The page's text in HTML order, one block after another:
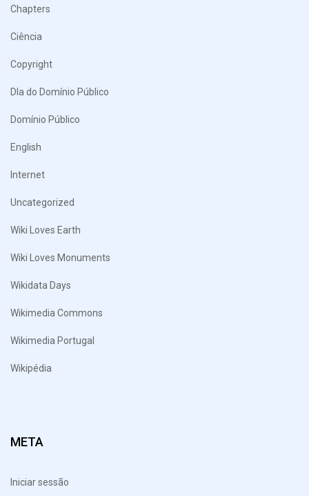
Chapters
Ciência
Copyright
DIa do Domínio Público
Domínio Público
English
Internet
Uncategorized
Wiki Loves Earth
Wiki Loves Monuments
Wikidata Days
Wikimedia Commons
Wikimedia Portugal
Wikipédia
META
Iniciar sessão